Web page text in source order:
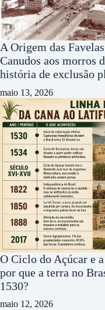
A Origem das
Canudos aos morros
história de exclusão
maio 13, 2026
O Ciclo do Açúcar e
por que a terra no
1530?
maio 12, 2026